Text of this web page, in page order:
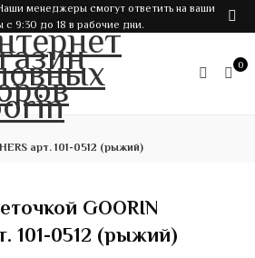
менеджеры смогут ответить на ваши
с 9:30 до 18 в рабочие дни.
0
арт. 101-0512 (рыжий)
GOORIN
101-0512 (рыжий)